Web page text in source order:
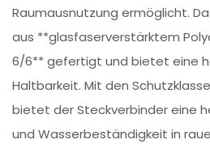
Raumausnutzung ermöglicht.
aus **glasfaserverstärktem
6/6** gefertigt und bietet eine
Haltbarkeit. Mit den
bietet der Steckverbinder eine
und Wasserbeständigkeit in